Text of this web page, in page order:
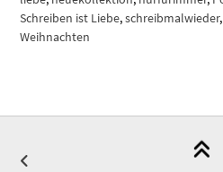
Schreiben ist Liebe,schreibmalwieder
Weihnachten